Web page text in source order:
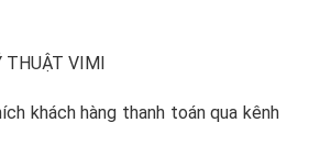
THUẬT VIMI
khách hàng thanh toán qua kênh